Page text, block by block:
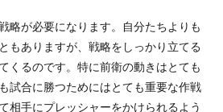
略が必要になります。自分たちよりも
もありますが、戦略をしっかり立てる
くるのです。特に前衛の動きはとても
試合に勝つためにはとても重要な作戦
相手にプレッシャーをかけられるよう